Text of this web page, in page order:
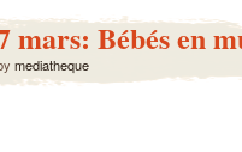
mars: Bébés en
mediatheque